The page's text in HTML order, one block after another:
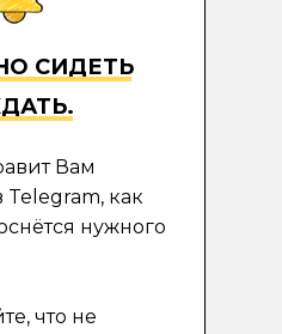
Вам
как
нужного
что не
СИДЕТЬ